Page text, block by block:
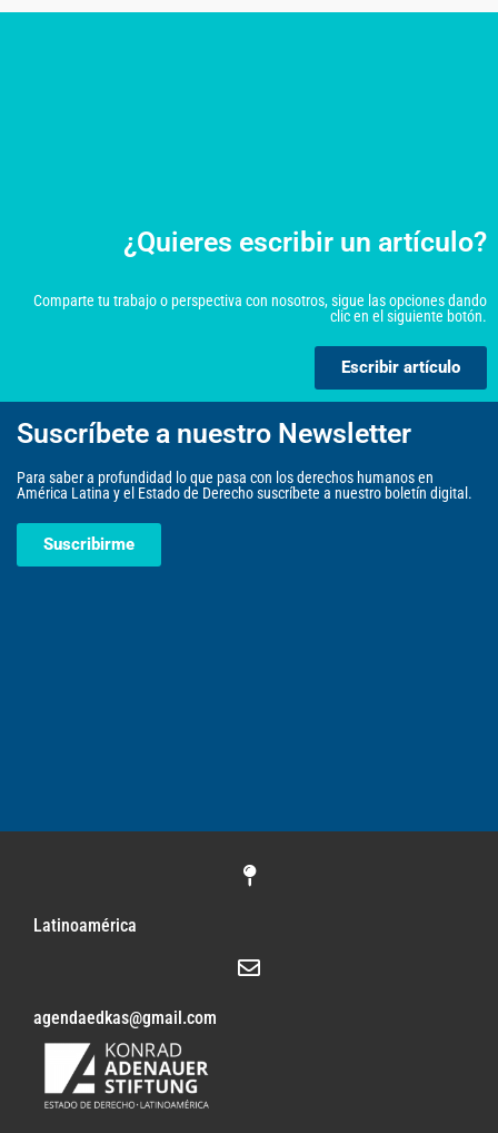
¿Quieres escribir un artículo?
Comparte tu trabajo o perspectiva con nosotros, sigue las opciones dando
clic en el siguiente botón.
Escribir artículo
Suscríbete a nuestro Newsletter
Para saber a profundidad lo que pasa con los derechos humanos en
América Latina y el Estado de Derecho suscríbete a nuestro boletín digital.
Suscribirme
Latinoamérica
agendaedkas@gmail.com